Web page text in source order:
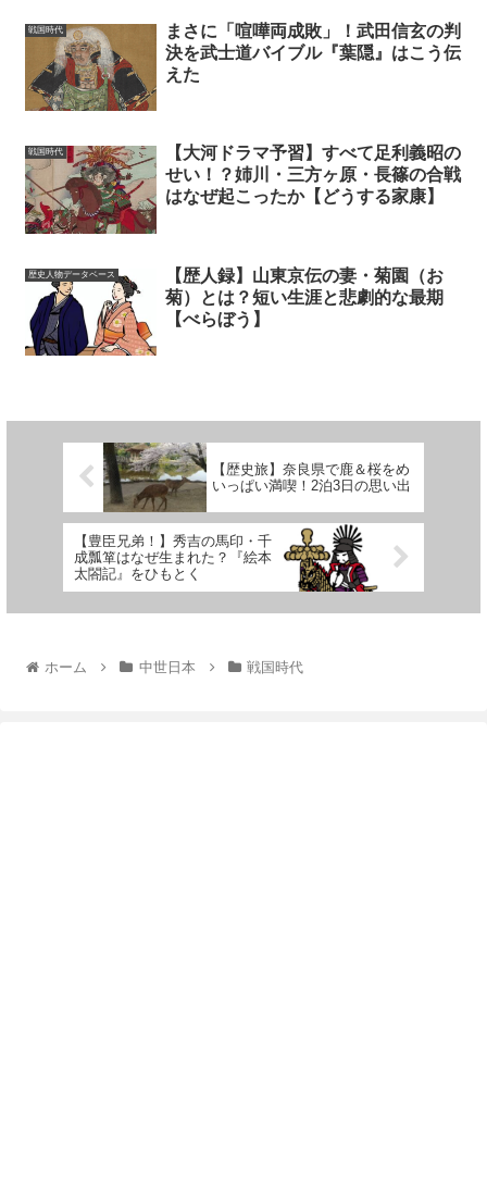
戦国時代
まさに「喧嘩両成敗」！武田信玄の判
決を武士道バイブル『葉隠』はこう伝
えた
戦国時代
【大河ドラマ予習】すべて足利義昭の
せい！？姉川・三方ヶ原・長篠の合戦
はなぜ起こったか【どうする家康】
歴史人物データベース
【歴人録】山東京伝の妻・菊園（お
菊）とは？短い生涯と悲劇的な最期
【べらぼう】
【歴史旅】奈良県で鹿＆桜をめ
いっぱい満喫！2泊3日の思い出
【豊臣兄弟！】秀吉の馬印・千
成瓢箪はなぜ生まれた？『絵本
太閤記』をひもとく
ホーム 中世日本 戦国時代